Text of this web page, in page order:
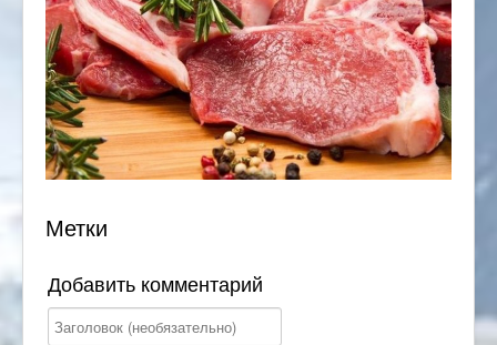
Метки
Добавить комментарий